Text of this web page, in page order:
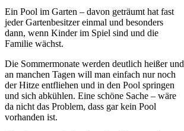
Ein Pool im Garten – davon geträumt hat fast
jeder Gartenbesitzer einmal und besonders
dann, wenn Kinder im Spiel sind und die
Familie wächst.
Die Sommermonate werden deutlich heißer und
an manchen Tagen will man einfach nur noch
der Hitze entfliehen und in den Pool springen
und sich abkühlen. Eine schöne Sache – wäre
da nicht das Problem, dass gar kein Pool
vorhanden ist.